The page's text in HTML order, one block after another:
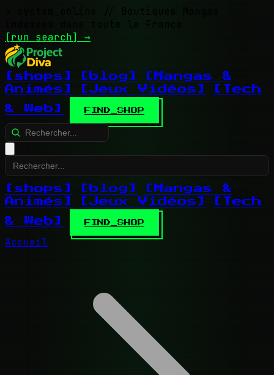
// Boutiques Mangas
indexées dans toute la France
[run search] →
[shops] [blog]
[Mangas &
Animés]
[Jeux Vidéos]
[Tech
& Web]
FIND_SHOP
[shops] [blog]
[Mangas &
Animés]
[Jeux Vidéos]
[Tech
& Web]
FIND_SHOP
Accueil